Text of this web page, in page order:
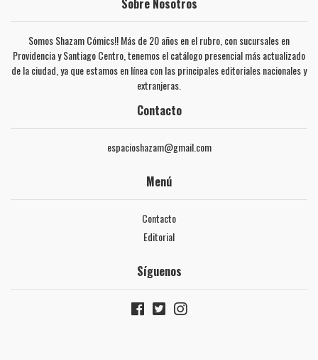
Somos Shazam Cómics!! Más de 20 años en el rubro, con sucursales en
Providencia y Santiago Centro, tenemos el catálogo presencial más actualizado
de la ciudad, ya que estamos en línea con las principales editoriales nacionales y
extranjeras.
Contacto
espacioshazam@gmail.com
Menú
Contacto
Editorial
Síguenos